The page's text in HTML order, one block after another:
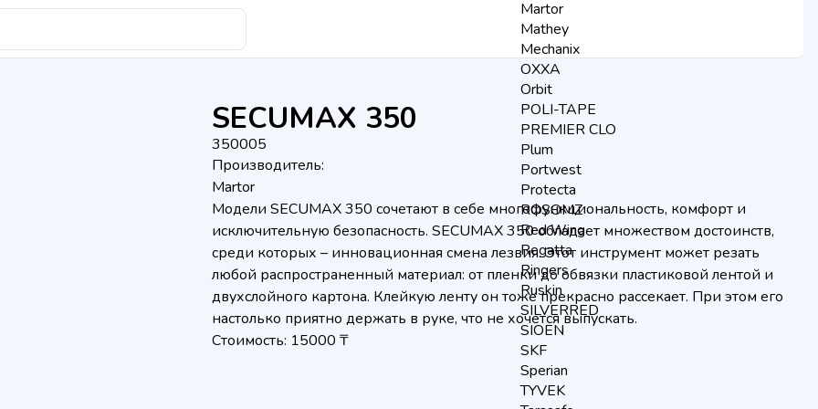
Martor
Mathey
Mechanix
OXXA
Orbit
POLI-TAPE
PREMIER CLO
Plum
Portwest
Protecta
ROSOMZ
Red Wing
Regatta
Ringers
Ruskin
SILVERRED
SIOEN
SKF
Sperian
TYVEK
SECUMAX 350
350005
Производитель:
Martor
Модели SECUMAX 350 сочетают в себе многофункциональность, комфорт и
исключительную безопасность. SECUMAX 350 обладает множеством достоинств,
среди которых – инновационная смена лезвия. Этот инструмент может резать
любой распространенный материал: от пленки до обвязки пластиковой лентой и
двухслойного картона. Клейкую ленту он тоже прекрасно рассекает. При этом его
настолько приятно держать в руке, что не хочется выпускать.
Стоимость: 15000 ₸